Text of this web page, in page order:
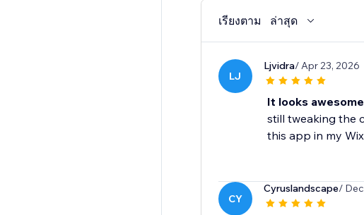
เรียงตาม ล่าสุด
LJ
Ljvidra/ Apr 23, 2026
It looks awesome
still tweaking the
this app in my
CY
Cyruslandscape/